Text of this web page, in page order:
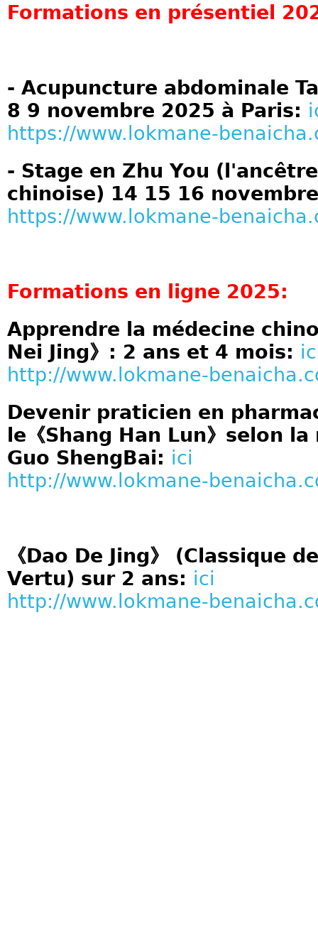
Formations en présentiel
- Acupuncture abdominale
8 9 novembre 2025 à Paris:
https://www.lokmane-
- Stage en Zhu You
chinoise) 14 15 16
https://www.lokmane-
Formations en ligne 2025:
Apprendre la médecine
Nei Jing》: 2 ans et 4 mois:
http://www.lokmane-
Devenir praticien en
le《Shang Han Lun》selon
Guo ShengBai: ici
http://www.lokmane-
《Dao De Jing》 (Classique
Vertu) sur 2 ans: ici
http://www.lokmane-